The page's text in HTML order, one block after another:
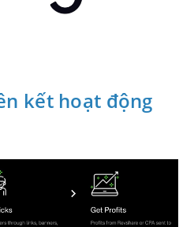
kết hoạt động